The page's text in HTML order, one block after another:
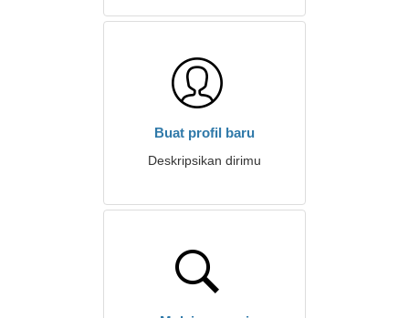
Buat profil baru
Deskripsikan dirimu